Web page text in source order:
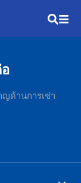
ด้านการเช่า